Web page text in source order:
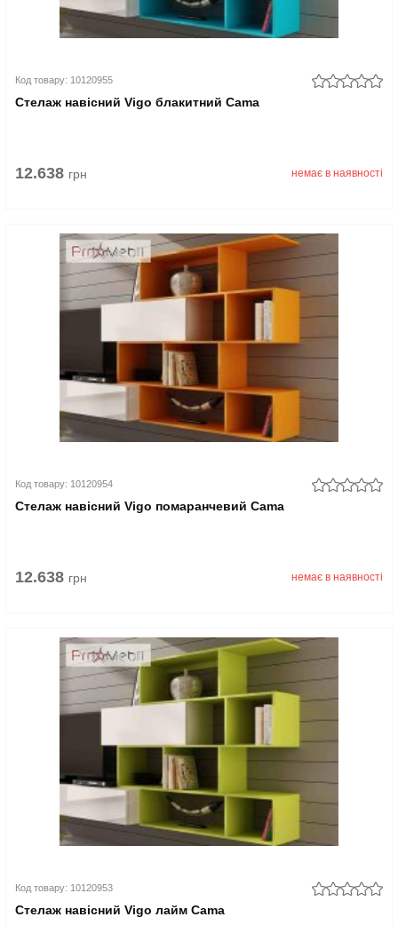
Код товару: 10120955
Стелаж навісний Vigo блакитний Cama
12.638 грн немає в наявності
Код товару: 10120954
Стелаж навісний Vigo помаранчевий Cama
12.638 грн немає в наявності
Код товару: 10120953
Стелаж навісний Vigo лайм Cama